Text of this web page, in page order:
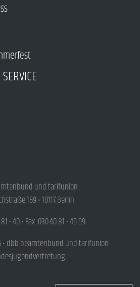
und tarifunion
169 • 10117 Berlin
- 40 • Fax: 030.40 81 - 49 99
• dbb beamtenbund und tarifunion